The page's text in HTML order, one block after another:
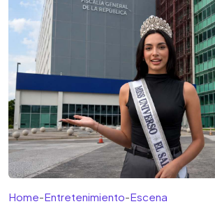
Home-Entretenimiento-Escena